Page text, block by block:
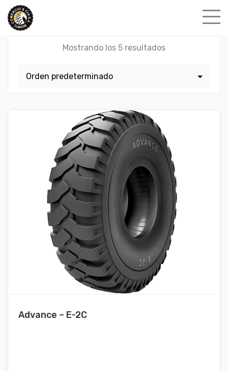
Skip
content
Mostrando los 5 resultados
Advance – E-2C